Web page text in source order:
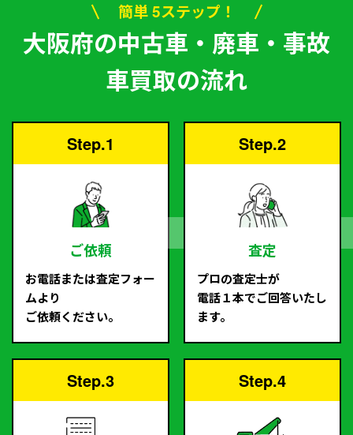
簡単 5ステップ！
大阪府の中古車・廃車・事故
車買取の流れ
Step.1
ご依頼
お電話または査定フォー
ムより
ご依頼ください。
Step.2
査定
プロの査定士が
電話１本でご回答いたし
ます。
Step.3 Step.4